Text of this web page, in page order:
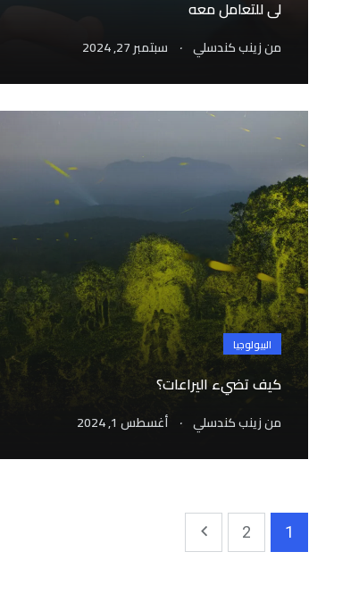
لى للتعامل معه
منزينب كندسلي . سبتمبر 27, 2024
البيولوجيا
كيف تضيء اليراعات؟
منزينب كندسلي . أغسطس 1, 2024
1
2